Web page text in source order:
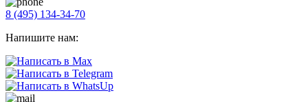
8 (495) 134-34-70
Напишите нам: